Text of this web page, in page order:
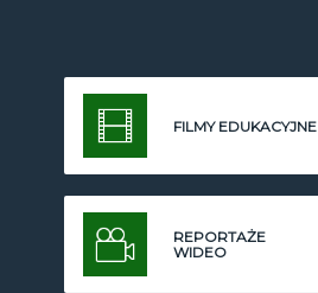
FILMY EDUKACYJNE
REPORTAŻE
WIDEO